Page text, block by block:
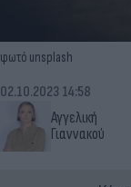
φωτό unsplash
Αγγελική
Γιαννακού
02.10.2023 14:58